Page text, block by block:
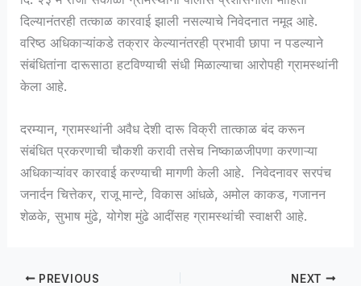
दिल्यानंतरही तत्काळ कारवाई झाली नसल्याचे निवेदनात नमूद आहे.
वरिष्ठ अधिकाऱ्यांकडे तक्रार केल्यानंतरही प्रभावी छापा न पडल्याने
संबंधितांना दारूसाठा हटविण्याची संधी मिळाल्याचा आरोपही ग्रामस्थांनी
केला आहे.
दरम्यान, ग्रामस्थांनी अवैध देशी दारू विक्री तात्काळ बंद करून
संबंधित प्रकरणाची चौकशी करावी तसेच निष्काळजीपणा करणाऱ्या
अधिकाऱ्यांवर कारवाई करण्याची मागणी केली आहे. निवेदनावर सरपंच
जनार्दन चित्तेकर, राजू मान्टे, विकास आंधळे, अमोल काकड, गजानन
शेळके, सुभाष मुंढे, योगेश मुंढे आदींसह ग्रामस्थांची स्वाक्षरी आहे.
PREVIOUS NEXT